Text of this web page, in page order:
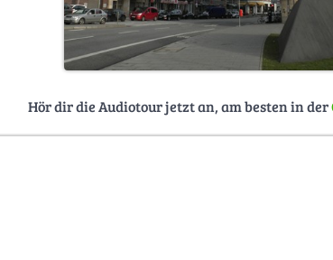
Hör dir die Audiotour jetzt an, am besten in der